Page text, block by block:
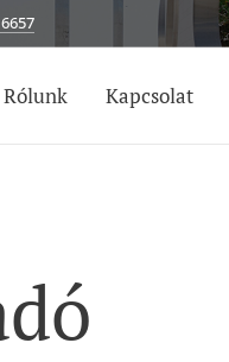
Rólunk Kapcsolat